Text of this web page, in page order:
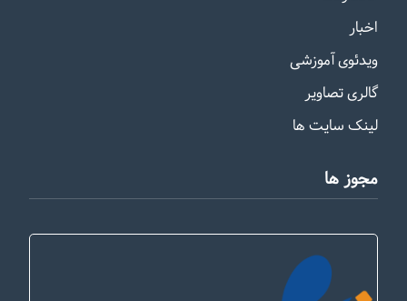
اخبار
ویدئوی آموزشی
گالری تصاویر
لینک سایت ها
مجوز ها